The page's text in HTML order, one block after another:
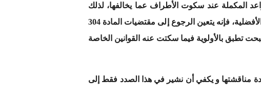
المكملة عند سكوت الأطراف عما يخالفها، لذلك
يمكن القول بأنه في الحالة التي يحجم فيها نظام الملكية المشتركة عن التنصيص على أجل ممارسة حق الأفضلية، فإنه يتعين الرجوع إلى مقتضيات المادة 304
حيز التنفيذ أصبحت تطبق بالأولوية فيما سكتت عنه القوانين الخاصة
مناقشتها و يكفي أن نشير في هذا الصدد فقط إلى